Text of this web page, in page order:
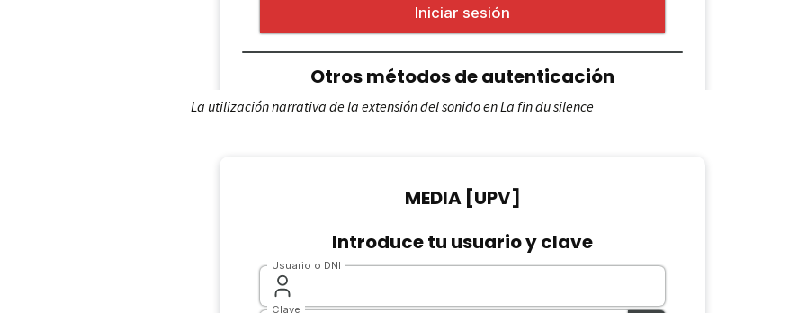
La utilización narrativa de la extensión del sonido en La fin du silence